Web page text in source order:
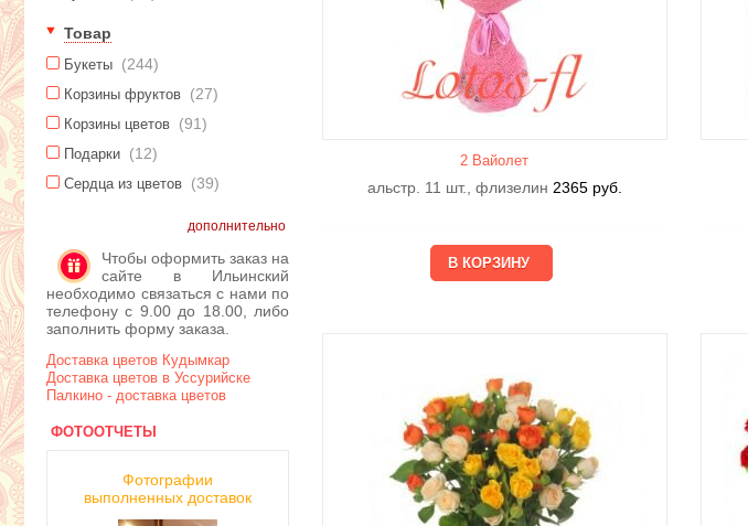
Товар
Букеты (244)
Корзины фруктов (27)
Корзины цветов (91)
Подарки (12)
Сердца из цветов (39)
дополнительно
Чтобы оформить заказ на
сайте в Ильинский
необходимо связаться с нами по
телефону с 9.00 до 18.00, либо
заполнить форму заказа.
Доставка цветов Кудымкар
Доставка цветов в Уссурийске
Палкино - доставка цветов
ФОТООТЧЕТЫ
Фотографии
выполненных доставок
2 Вайолет
альстр. 11 шт., флизелин 2365 руб.